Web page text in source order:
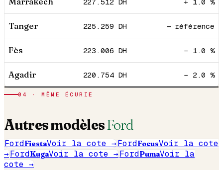
Tanger 225.259 DH — référence
Fès 223.006 DH − 1.0 %
Agadir 220.754DH − 2.0 %
04 · MÊME ÉCURIE
Autres modèlesFord
FordFiestaVoir la cote →FordFocusVoir la cote
→FordKugaVoir la cote →FordPumaVoir la
cote →